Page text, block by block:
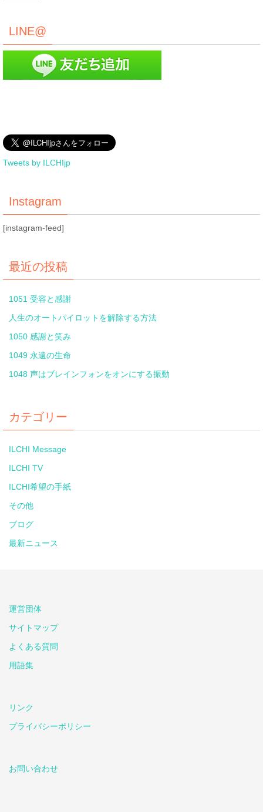
LINE@
Tweets by ILCHIjp
Instagram
[instagram-feed]
最近の投稿
1051 受容と感謝
人生のオートパイロットを解除する方法
1050 感謝と笑み
1049 永遠の生命
1048 声はブレインフォンをオンにする振動
カテゴリー
ILCHI Message
ILCHI TV
ILCHI希望の手紙
その他
ブログ
最新ニュース
運営団体
サイトマップ
よくある質問
用語集
リンク
プライバシーポリシー
お問い合わせ